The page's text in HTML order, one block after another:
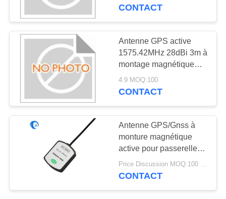
Assemblées de
câble coaxial de
liaison de rf
Matériel de machine
de commande
numérique par
ordinateur
18
CONTACT
Antenne GPS active
1575.42MHz 28dBi 3m à
montage magnétique
omnidirectionnelle avec
connecteur SMA et
4.9 MOQ:100
CONTACT
Antenne GPS/Gnss à
monture magnétique
active pour passerelle
4G/GPS/Gnss Ace-Gtw-
4G avec connecteur
Price Discussion MOQ:100 pièces
CONTACT